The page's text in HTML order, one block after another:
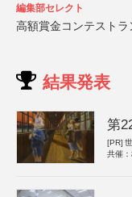
編集部セレクト
高額賞金コンテストラ
結果発表
第
[PR]
共催